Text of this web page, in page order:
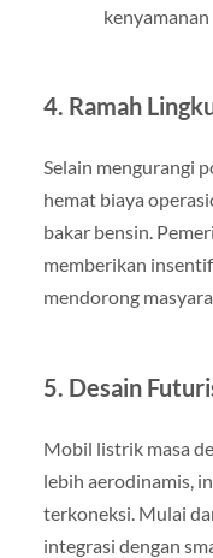
4. Ramah
Selain mengurangi
hemat biaya
bakar bensin.
memberikan
mendorong
5. Desain
Mobil listrik masa
lebih aerodinamis,
terkoneksi. Mulai
integrasi dengan